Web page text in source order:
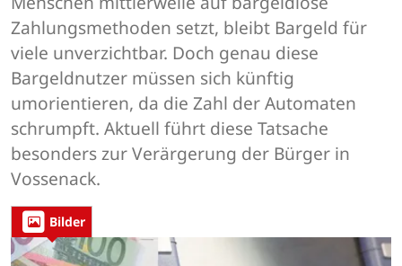
Zahlungsmethoden setzt, bleibt Bargeld für
viele unverzichtbar. Doch genau diese
Bargeldnutzer müssen sich künftig
umorientieren, da die Zahl der Automaten
schrumpft. Aktuell führt diese Tatsache
besonders zur Verärgerung der Bürger in
Vossenack.
Bilder